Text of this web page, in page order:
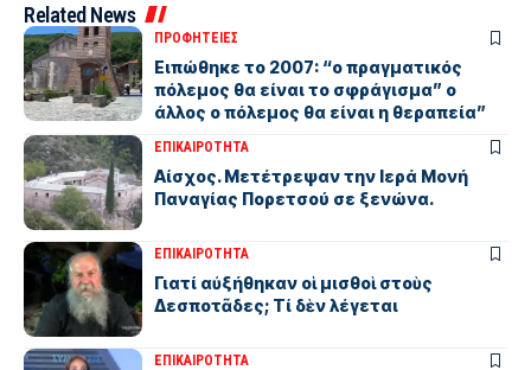
Related News
ΠΡΟΦΗΤΕΙΕΣ
Eιπώθηκε το 2007: “ο πραγματικός
πόλεμος θα είναι το σφράγισμα” ο
άλλος ο πόλεμος θα είναι η θεραπεία”
ΕΠΙΚΑΙΡΟΤΗΤΑ
Αίσχος. Μετέτρεψαν την Ιερά Μονή
Παναγίας Πορετσού σε ξενώνα.
ΕΠΙΚΑΙΡΟΤΗΤΑ
Γιατί αὐξήθηκαν οἱ μισθοὶ στοὺς
Δεσποτᾶδες; Τί δὲν λέγεται
ΕΠΙΚΑΙΡΟΤΗΤΑ